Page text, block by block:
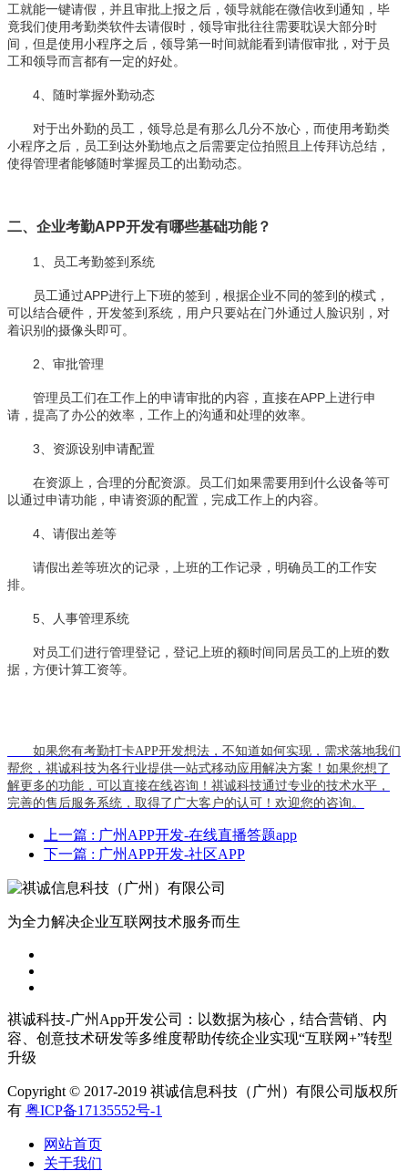
工就能一键请假，并且审批上报之后，领导就能在微信收到通知，毕
竟我们使用考勤类软件去请假时，领导审批往往需要耽误大部分时
间，但是使用小程序之后，领导第一时间就能看到请假审批，对于员
工和领导而言都有一定的好处。
4、随时掌握外勤动态
对于出外勤的员工，领导总是有那么几分不放心，而使用考勤类
小程序之后，员工到达外勤地点之后需要定位拍照且上传拜访总结，
使得管理者能够随时掌握员工的出勤动态。
二、企业考勤APP开发有哪些基础功能？
1、员工考勤签到系统
员工通过APP进行上下班的签到，根据企业不同的签到的模式，
可以结合硬件，开发签到系统，用户只要站在门外通过人脸识别，对
着识别的摄像头即可。
2、审批管理
管理员工们在工作上的申请审批的内容，直接在APP上进行申
请，提高了办公的效率，工作上的沟通和处理的效率。
3、资源设别申请配置
在资源上，合理的分配资源。员工们如果需要用到什么设备等可
以通过申请功能，申请资源的配置，完成工作上的内容。
4、请假出差等
请假出差等班次的记录，上班的工作记录，明确员工的工作安
排。
5、人事管理系统
对员工们进行管理登记，登记上班的额时间同居员工的上班的数
据，方便计算工资等。
如果您有考勤打卡APP开发想法，不知道如何实现，需求落地我们
帮您，祺诚科技为各行业提供一站式移动应用解决方案！如果您想了
解更多的功能，可以直接在线咨询！祺诚科技通过专业的技术水平，
完善的售后服务系统，取得了广大客户的认可！欢迎您的咨询。
上一篇 : 广州APP开发-在线直播答题app
下一篇 : 广州APP开发-社区APP
为全力解决企业互联网技术服务而生
祺诚科技-广州App开发公司：以数据为核心，结合营销、内
容、创意技术研发等多维度帮助传统企业实现“互联网+”转型
升级
Copyright © 2017-2019 祺诚信息科技（广州）有限公司版权所
有 粤ICP备17135552号-1
网站首页
关于我们